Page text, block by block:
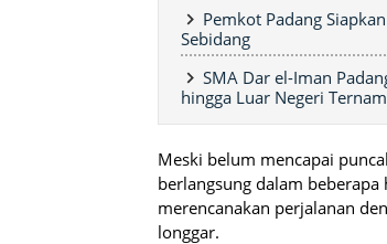
Pemkot Padang
Sebidang
SMA Dar el-Iman
hingga Luar Negeri
Meski belum mencapai
berlangsung dalam
merencanakan perjalanan
longgar.